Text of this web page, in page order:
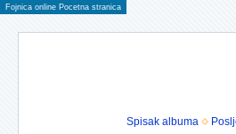
Fojnica online Pocetna stranica
Spisak albuma